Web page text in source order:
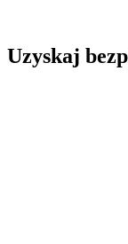
Uzyskaj